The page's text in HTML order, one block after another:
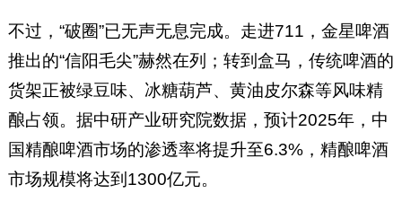
不过，“破圈”已无声无息完成。走进711，金星啤酒
推出的“信阳毛尖”赫然在列；转到盒马，传统啤酒的
货架正被绿豆味、冰糖葫芦、黄油皮尔森等风味精
酿占领。据中研产业研究院数据，预计2025年，中
国精酿啤酒市场的渗透率将提升至6.3%，精酿啤酒
市场规模将达到1300亿元。